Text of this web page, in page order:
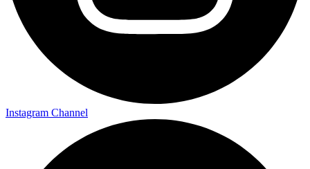
Instagram Channel